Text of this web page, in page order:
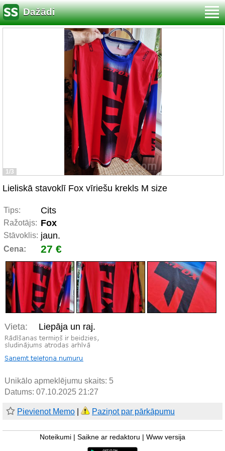
Dažādi
1/3
Lieliskā stavoklī Fox vīriešu krekls M size
Tips: Cits
Ražotājs: Fox
Stāvoklis: jaun.
Cena: 27 €
Vieta: Liepāja un raj.
Unikālo apmeklējumu skaits: 5
Datums: 07.10.2025 21:27
Pievienot Memo Paziņot par pārkāpumu
Noteikumi Saikne ar redaktoru Www versija